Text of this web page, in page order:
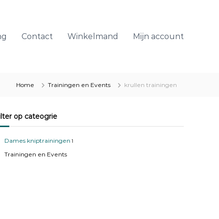
Contact Winkelmand Mijn account
Home Trainingen en Events krullen trainingen
op cateogrie
Dames kniptrainingen 1
Trainingen en Events